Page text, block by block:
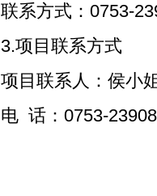
联系方式： 0753-
3.项目联系方式
项目联系人：侯小
电 话：0753-